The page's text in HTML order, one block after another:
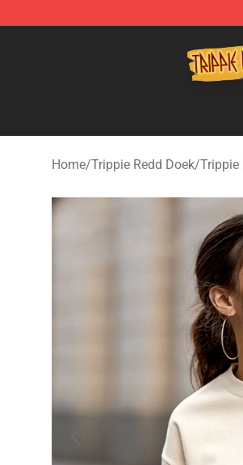
Trippie Redd Store - Official
Home/Trippie Redd Doek/Trippie